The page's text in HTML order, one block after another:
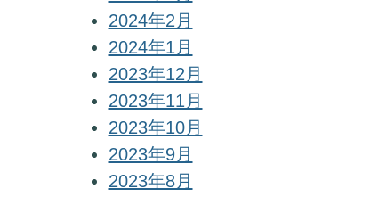
2024年2月
2024年1月
2023年12月
2023年11月
2023年10月
2023年9月
2023年8月